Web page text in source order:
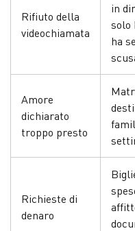
Rifiuto della
videochiamata
in
solo
ha
Amore
dichiarato
troppo presto
Richieste di
denaro